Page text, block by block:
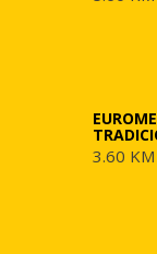
3.60 KM